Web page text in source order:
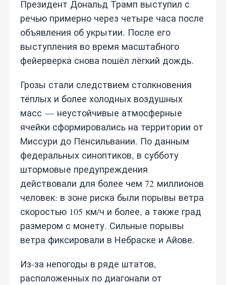
Президент Дональд Трамп выступил с
речью примерно через четыре часа после
объявления об укрытии. После его
выступления во время масштабного
фейерверка снова пошёл лёгкий дождь.
Грозы стали следствием столкновения
тёплых и более холодных воздушных
масс — неустойчивые атмосферные
ячейки сформировались на территории от
Миссури до Пенсильвании. По данным
федеральных синоптиков, в субботу
штормовые предупреждения
действовали для более чем 72 миллионов
человек: в зоне риска были порывы ветра
скоростью 105 км/ч и более, а также град
размером с монету. Сильные порывы
ветра фиксировали в Небраске и Айове.
Из‑за непогоды в ряде штатов,
расположенных по диагонали от